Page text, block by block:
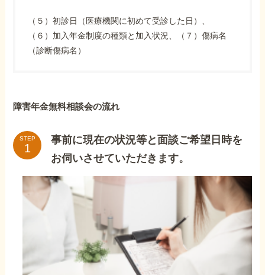
（５）初診日（医療機関に初めて受診した日）、
（６）加入年金制度の種類と加入状況、（７）傷病名
（診断傷病名）
障害年金無料相談会の流れ
STEP
事前に現在の状況等と面談ご希望日時を
お伺いさせていただきます。